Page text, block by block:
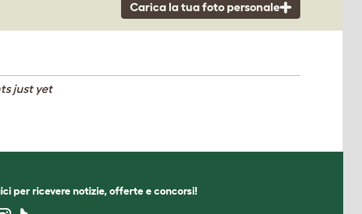
Carica la tua foto personale
just yet
per ricevere notizie, offerte e concorsi!